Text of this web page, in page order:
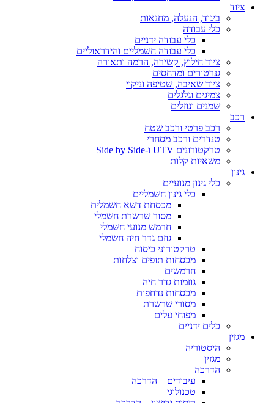
ציוד
ביגוד, הנעלה, מחנאות
כלי עבודה
כלי עבודה ידניים
כלי עבודה חשמליים והידראוליים
ציוד חילוץ, קשירה, הרמה ותאורה
גנרטורים ומדחסים
ציוד שאיבה, שטיפה וניקוי
צמיגים וגלגלים
שמנים ונוזלים
רכב
רכב פרטי ורכב שטח
טנדרים ורכב מסחרי
טרקטורונים UTV ו-Side by Side
משאיות קלות
גינון
כלי גינון מנועיים
כלי גינון חשמליים
מכסחת דשא חשמלית
מסור שרשרת חשמלי
חרמש מנועי חשמלי
גוזם גדר חיה חשמלי
טרקטורוני כיסוח
מכסחות תופים וצלחות
חרמשים
גוזמות גדר חיה
מכסחות נדחפות
מסורי שרשרת
מפוחי עלים
כלים ידניים
מגזין
היסטוריה
מגזין
הדרכה
עיבודים – הדרכה
טכנולוגי